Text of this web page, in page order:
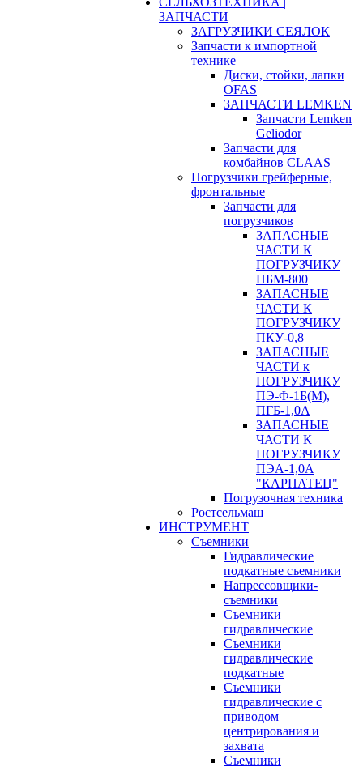
ЗАПЧАСТИ
ЗАГРУЗЧИКИ СЕЯЛОК
Запчасти к импортной
технике
Диски, стойки, лапки
OFAS
ЗАПЧАСТИ LEMKEN
Запчасти Lemken
Geliodor
Запчасти для
комбайнов CLAAS
Погрузчики грейферные,
фронтальные
Запчасти для
погрузчиков
ЗАПАСНЫЕ
ЧАСТИ К
ПОГРУЗЧИКУ
ПБМ-800
ЗАПАСНЫЕ
ЧАСТИ К
ПОГРУЗЧИКУ
ПКУ-0,8
ЗАПАСНЫЕ
ЧАСТИ к
ПОГРУЗЧИКУ
ПЭ-Ф-1Б(М),
ПГБ-1,0А
ЗАПАСНЫЕ
ЧАСТИ К
ПОГРУЗЧИКУ
ПЭА-1,0А
"КАРПАТЕЦ"
Погрузочная техника
Ростсельмаш
ИНСТРУМЕНТ
Съемники
Гидравлические
подкатные съемники
Напрессовщики-
съемники
Съемники
гидравлические
Съемники
гидравлические
подкатные
Съемники
гидравлические с
приводом
центрирования и
захвата
Съемники